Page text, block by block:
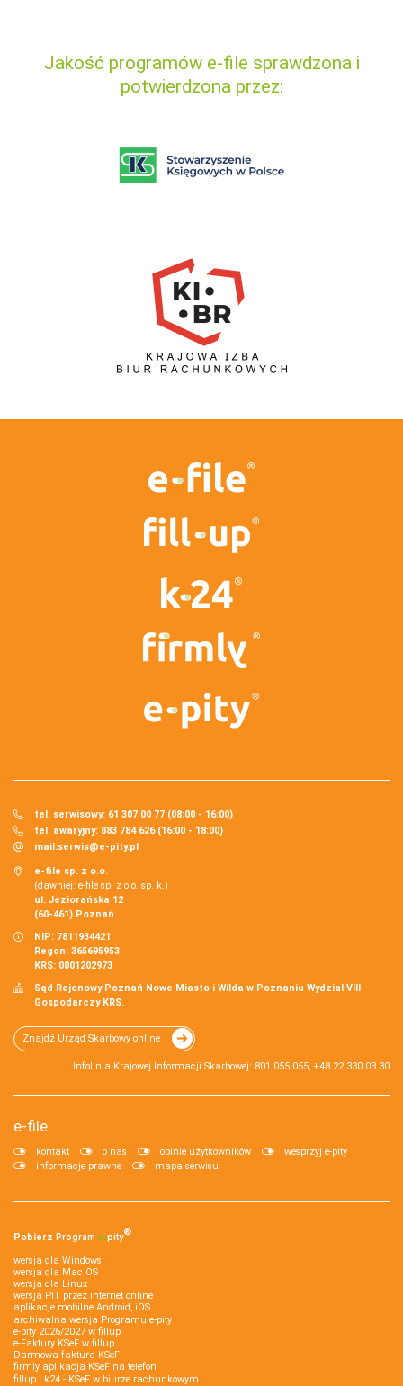
Jakość programów e-file sprawdzona i
potwierdzona przez:
tel. serwisowy: 61 307 00 77 (08:00 - 16:00)
tel. awaryjny: 883 784 626 (16:00 - 18:00)
mail:serwis@e-pity.pl
e-file sp. z o.o.
(dawniej: e-file sp. z o.o. sp. k.)
ul. Jeziorańska 12
(60-461) Poznań
NIP: 7811934421
Regon: 365695953
KRS: 0001202973
Sąd Rejonowy Poznań Nowe Miasto i Wilda w Poznaniu Wydział VIII
Gospodarczy KRS.
Znajdź Urząd Skarbowy online
Infolinia Krajowej Informacji Skarbowej: 801 055 055, +48 22 330 03 30
e-file
kontakt o nas opinie użytkowników
wesprzyj e-pity
informacje prawne
mapa serwisu
Pobierz Program e‑pity®
wersja dla Windows
wersja dla Mac OS
wersja dla Linux
wersja PIT przez internet online
aplikacje mobilne Android, iOS
archiwalna wersja Programu e-pity
e-pity 2026/2027 w fillup
e‑Faktury KSeF w fillup
Darmowa faktura KSeF
firmly aplikacja KSeF na telefon
fillup | k24 - KSeF w biurze rachunkowym